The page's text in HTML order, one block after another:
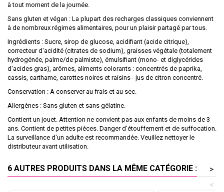
à tout moment de la journée.
Sans gluten et végan : La plupart des recharges classiques conviennent
à de nombreux régimes alimentaires, pour un plaisir partagé par tous.
Ingrédients : Sucre, sirop de glucose, acidifiant (acide citrique),
correcteur d'acidité (citrates de sodium), graisses végétale (totalement
hydrogénée, palme/de palmiste), émulsifiant (mono- et diglycérides
d'acides gras), arômes, aliments colorants : concentrés de paprika,
cassis, carthame, carottes noires et raisins - jus de citron concentré.
Conservation : A conserver au frais et au sec.
Allergènes : Sans gluten et sans gélatine.
Contient un jouet. Attention ne convient pas aux enfants de moins de 3
ans. Contient de petites pièces. Danger d'étouffement et de suffocation.
La surveillance d'un adulte est recommandée. Veuillez nettoyer le
distributeur avant utilisation.
6 AUTRES PRODUITS DANS LA MÊME CATÉGORIE :
>
<